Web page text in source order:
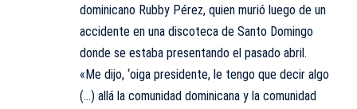
dominicano Rubby Pérez, quien murió luego de un
accidente en una discoteca de Santo Domingo
donde se estaba presentando el pasado abril.
«Me dijo, ‘oiga presidente, le tengo que decir algo
(…) allá la comunidad dominicana y la comunidad